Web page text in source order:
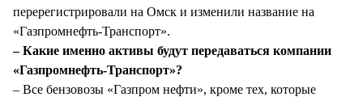
перерегистрировали на Омск и изменили название на
«Газпромнефть-Транспорт».
– Какие именно активы будут передаваться компании
«Газпромнефть-Транспорт»?
– Все бензовозы «Газпром нефти», кроме тех, которые